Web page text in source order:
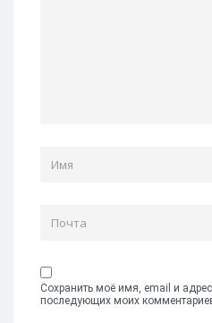
Сохранить моё имя, email и
последующих моих